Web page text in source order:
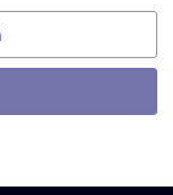
ZE KUNNEN